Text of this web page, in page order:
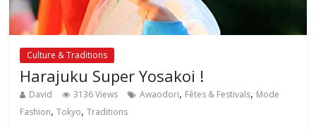
Culture & Traditions
Harajuku Super Yosakoi !
David 3136 Views Awaodori, Fêtes & Festivals, Mode
Fashion,Tokyo,Traditions